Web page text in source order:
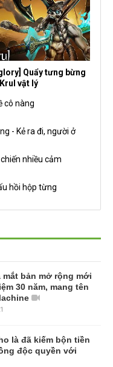
Quẩy tưng bừng
vật lý
cô nàng
- Kẻ ra đi, người ở
nhiều cảm
hồi hộp từng
mắt bản mở rộng mới
30 năm, mang tên
là đã kiếm bộn tiền
độc quyền với